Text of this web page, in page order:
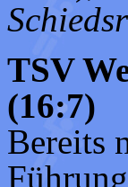
TSV
(16:7)
Bereits